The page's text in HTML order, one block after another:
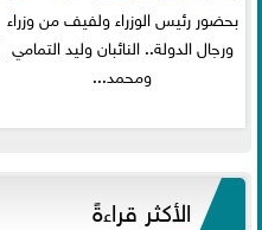
بحضور رئيس الوزراء ولفيف من وزراء
ورجال الدولة.. النائبان وليد التمامي
ومحمد...
الأكثر قراءةً